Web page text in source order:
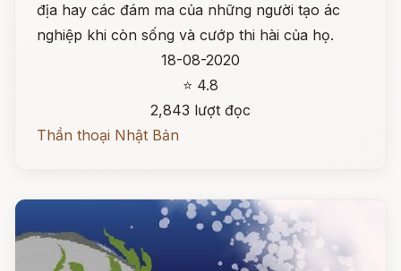
địa hay các đám ma của những người tạo ác
nghiệp khi còn sống và cướp thi hài của họ.
18-08-2020
⭐ 4.8
2,843 lượt đọc
Thần thoại Nhật Bản